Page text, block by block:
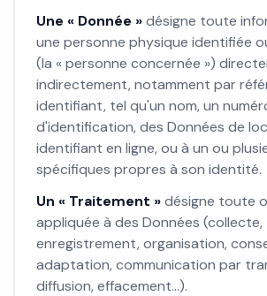
Une « Donnée »désigne toute
une personne physique identifiée
(la « personne concernée »)
indirectement, notamment par
identifiant, tel qu'un nom, un
d'identification, des Données de
identifiant en ligne, ou à un ou
spécifiques propres à son identité.
Un « Traitement »désigne toute
appliquée à des Données (collecte,
enregistrement, organisation,
adaptation, communication par
diffusion, effacement…).